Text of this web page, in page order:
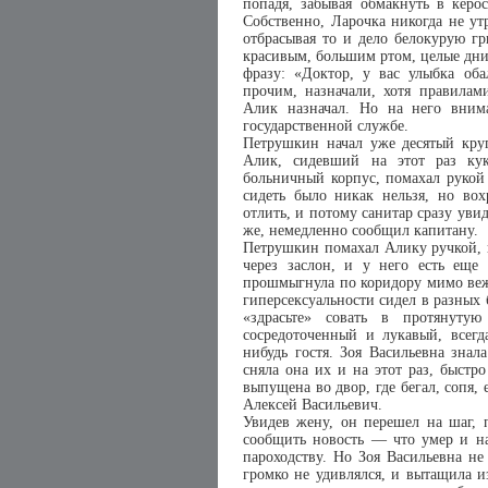
попадя, забывая обмакнуть в
Собственно, Ларочка никогда не
отбрасывая то и дело белокурую
красивым, большим ртом, целые
фразу: «Доктор, у вас улыбка
прочим, назначали, хотя
Алик назначал. Но на него
государственной службе.
Петрушкин начал уже десятый
Алик, сидевший на этот раз
больничный корпус, помахал
сидеть было никак нельзя, но
отлить, и потому санитар сразу
же, немедленно сообщил капитану.
Петрушкин помахал Алику ручкой,
через заслон, и у него есть
прошмыгнула по коридору мимо
гиперсексуальности сидел в
«здрасьте» совать в
сосредоточенный и лукавый,
нибудь гостя. Зоя Васильевна
сняла она их и на этот раз,
выпущена во двор, где бегал, сопя,
Алексей Васильевич.
Увидев жену, он перешел на шаг,
сообщить новость — что умер и
пароходству. Но Зоя Васильевна
громко не удивлялся, и вытащила